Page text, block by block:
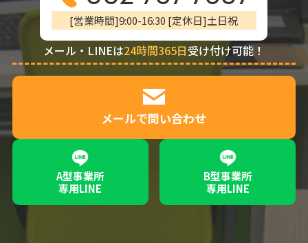
[営業時間]9:00-16:30 [定休日]土日祝
メール・LINEは24時間365日受け付け可能！
メールで問い合わせ
A型事業所
専用LINE
B型事業所
専用LINE